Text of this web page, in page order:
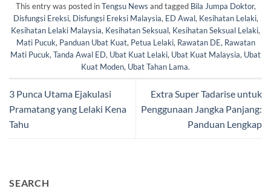
This entry was posted inTengsu News and tagged Bila Jumpa Doktor,
Disfungsi Ereksi, Disfungsi Ereksi Malaysia, ED Awal, Kesihatan Lelaki,
Kesihatan Lelaki Malaysia, Kesihatan Seksual, Kesihatan Seksual Lelaki,
Mati Pucuk, Panduan Ubat Kuat, Petua Lelaki, Rawatan DE, Rawatan
Mati Pucuk, Tanda Awal ED, Ubat Kuat Lelaki, Ubat Kuat Malaysia, Ubat
Kuat Moden, Ubat Tahan Lama.
3 Punca Utama Ejakulasi
Pramatang yang Lelaki Kena
Tahu
Extra Super Tadarise untuk
Penggunaan Jangka Panjang:
Panduan Lengkap
SEARCH